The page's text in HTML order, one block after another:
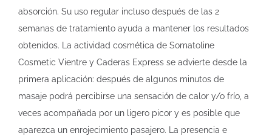
absorción. Su uso regular incluso después de las 2
semanas de tratamiento ayuda a mantener los resultados
obtenidos. La actividad cosmética de Somatoline
Cosmetic Vientre y Caderas Express se advierte desde la
primera aplicación: después de algunos minutos de
masaje podrá percibirse una sensación de calor y/o frío, a
veces acompañada por un ligero picor y es posible que
aparezca un enrojecimiento pasajero. La presencia e